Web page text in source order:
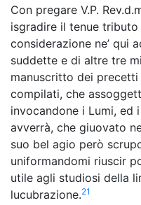
Con pregare V.P.
isgradire il tenue
considerazione ne’ qui
suddette e di altre tre
manuscritto dei precetti
compilati, che
invocandone i Lumi, ed
avverrà, che giuovato
suo bel agio però
uniformandomi riuscir
utile agli studiosi della
lucubrazione.21